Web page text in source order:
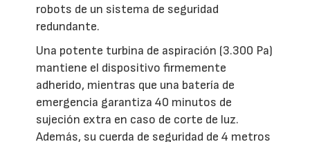
robots de un sistema de seguridad
redundante.
Una potente turbina de aspiración (3.300 Pa)
mantiene el dispositivo firmemente
adherido, mientras que una batería de
emergencia garantiza 40 minutos de
sujeción extra en caso de corte de luz.
Además, su cuerda de seguridad de 4 metros